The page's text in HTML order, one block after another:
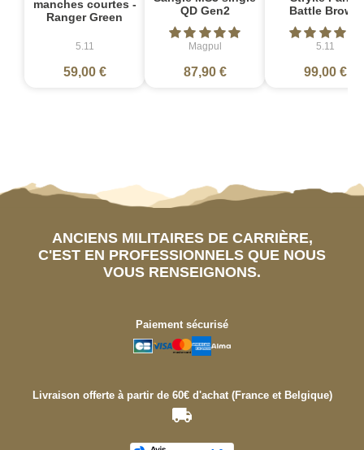
manches courtes -
Ranger Green
5.11
59,00 €
QD Gen2
Magpul
87,90 €
Battle Brown
5.11
99,00 €
ANCIENS MILITAIRES DE CARRIÈRE,
C'EST EN PROFESSIONNELS QUE NOUS
VOUS RENSEIGNONS.
Paiement sécurisé
Livraison offerte à partir de 60€ d'achat (France et Belgique)